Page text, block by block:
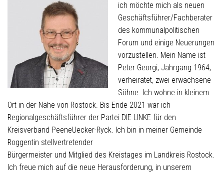
ich möchte mich als neuen
Geschäftsführer/Fachberater
des kommunalpolitischen
Forum und einige Neuerungen
vorzustellen. Mein Name ist
Peter Georgi, Jahrgang 1964,
verheiratet, zwei erwachsene
Söhne. Ich wohne in kleinem
Ort in der Nähe von Rostock. Bis Ende 2021 war ich
Regionalgeschäftsführer der Partei DIE LINKE für den
Kreisverband PeeneUecker-Ryck. Ich bin in meiner Gemeinde
Roggentin stellvertretender
Bürgermeister und Mitglied des Kreistages im Landkreis Rostock.
Ich freue mich auf die neue Herausforderung, in unserem